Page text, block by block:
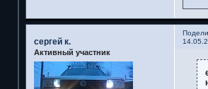
сергей к.
Активный участник